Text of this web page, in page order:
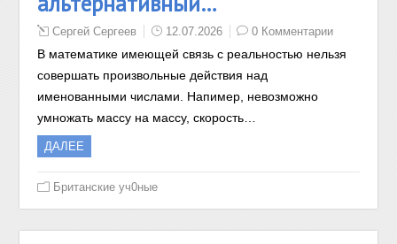
Сергей Сергеев 12.07.2026 0 Комментарии
В математике имеющей связь с реальностью нельзя
совершать произвольные действия над
именованными числами. Напимер, невозможно
умножать массу на массу, скорость…
ДАЛЕЕ
Британские уч0ные